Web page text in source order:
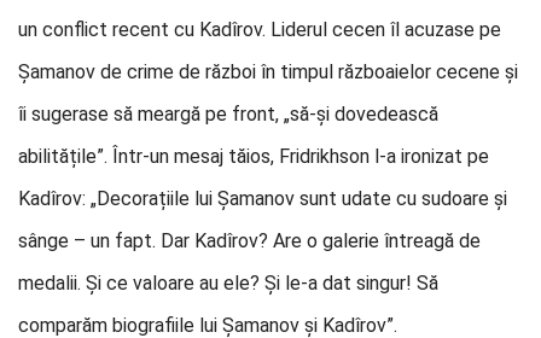
un conflict recent cu Kadîrov. Liderul cecen îl acuzase pe
Șamanov de crime de război în timpul războaielor cecene și
îi sugerase să meargă pe front, „să-și dovedească
abilitățile”. Într-un mesaj tăios, Fridrikhson l-a ironizat pe
Kadîrov: „Decorațiile lui Șamanov sunt udate cu sudoare și
sânge – un fapt. Dar Kadîrov? Are o galerie întreagă de
medalii. Și ce valoare au ele? Și le-a dat singur! Să
comparăm biografiile lui Șamanov și Kadîrov”.